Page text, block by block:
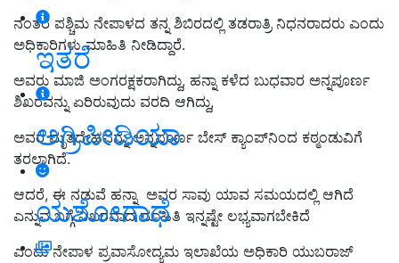
ಇತರೆ
ಅಗ್ರಿಪೀಡಿಯಾ
ಯಶೋಗಾಥೆ
ನಂತರ ಪಶ್ಚಿಮ ನೇಪಾಳದ ತನ್ನ ಶಿಬಿರದಲ್ಲಿ ತಡರಾತ್ರಿ ನಿಧನರಾದರು ಎಂದು
ಅಧಿಕಾರಿಗಳು ಮಾಹಿತಿ ನೀಡಿದ್ದಾರೆ.
ಅವರು ಮಾಜಿ ಅಂಗರಕ್ಷಕರಾಗಿದ್ದು, ಹನ್ನಾ ಕಳೆದ ಬುಧವಾರ ಅನ್ನಪೂರ್ಣ
ಶಿಖರವನ್ನು ಏರಿರುವುದು ವರದಿ ಆಗಿದ್ದು,
ಅವರ ಮೃತದೇಹವನ್ನುಅನ್ನಪೂರ್ಣ ಬೇಸ್ ಕ್ಯಾಂಪ್‌ನಿಂದ ಕಠ್ಮಂಡುವಿಗೆ
ತರಲಾಗಿದೆ.
ಆದರೆ, ಈ ನಡುವೆ ಹನ್ನಾ ಅವರ ಸಾವು ಯಾವ ಸಮಯದಲ್ಲಿ ಆಗಿದೆ
ಎನ್ನುವ ಬಗ್ಗೆ ನಿಖರವಾದ ಮಾಹಿತಿ ಇನ್ನಷ್ಟೇ ಲಭ್ಯವಾಗಬೇಕಿದೆ
ಎಂದುನೇಪಾಳ ಪ್ರವಾಸೋದ್ಯಮ ಇಲಾಖೆಯ ಅಧಿಕಾರಿ ಯುಬರಾಜ್